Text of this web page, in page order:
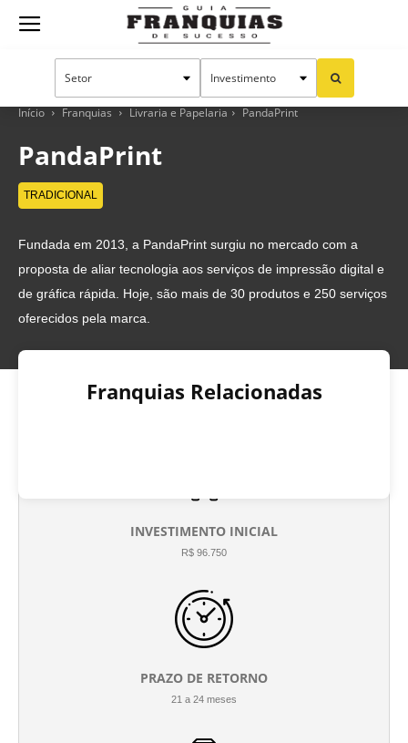
Guia
Franquias
Sucesso
Início Franquias Livraria e Papelaria PandaPrint
PandaPrint
TRADICIONAL
Fundada em 2013, a PandaPrint surgiu no mercado com a
proposta de aliar tecnologia aos serviços de impressão digital e
de gráfica rápida. Hoje, são mais de 30 produtos e 250 serviços
oferecidos pela marca.
Franquias Relacionadas
INVESTIMENTO INICIAL
R$ 96.750
PRAZO DE RETORNO
21 a 24 meses